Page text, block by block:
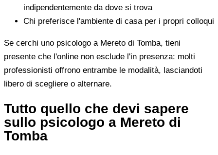
indipendentemente da dove si trova
Chi preferisce l'ambiente di casa per i propri colloqui
Se cerchi uno psicologo a Mereto di Tomba, tieni
presente che l'online non esclude l'in presenza: molti
professionisti offrono entrambe le modalità, lasciandoti
libero di scegliere o alternare.
Tutto quello che devi sapere
sullo psicologo a Mereto di
Tomba